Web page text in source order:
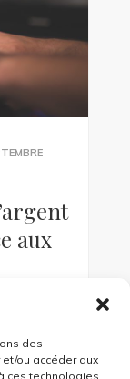
des
ou accéder aux
ces technologies
aux